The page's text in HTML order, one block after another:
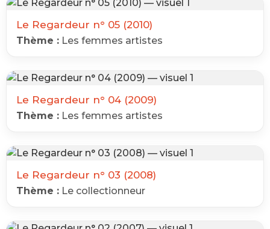
Le Regardeur n° 05 (2010)
Thème : Les femmes artistes
Le Regardeur n° 04 (2009)
Thème : Les femmes artistes
Le Regardeur n° 03 (2008)
Thème : Le collectionneur